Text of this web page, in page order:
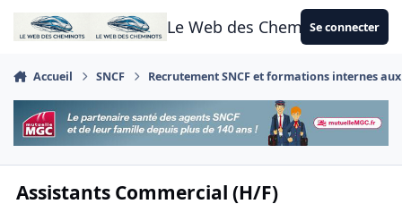
Aller au contenu
Le Web des CheminotsSe connecter
Accueil SNCF Recrutement SNCF et formations internes
Assistants Commercial (H/F)